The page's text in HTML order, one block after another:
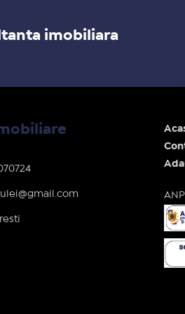
imobiliara